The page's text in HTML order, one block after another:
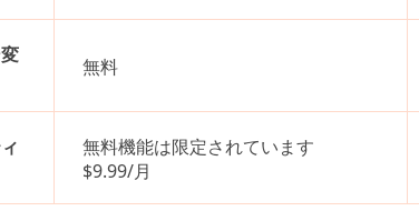
無料
無料機能は限定されています
$9.99/月